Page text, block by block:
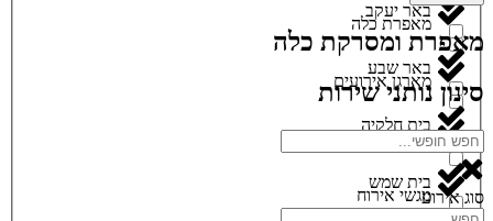
מאפרת כלה
מארגן אירועים
מגנטים
מגשי אירוח
באר יעקב
באר שבע
בית חלקיה
בית שמש
מאפרת ומסרקת כלה
סינון נותני שירות
סוג אירוע